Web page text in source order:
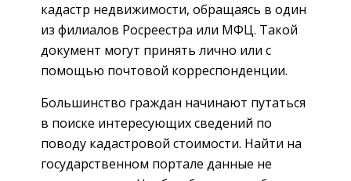
кадастр недвижимости, обращаясь в один
из филиалов Росреестра или МФЦ. Такой
документ могут принять лично или с
помощью почтовой корреспонденции.
Большинство граждан начинают путаться
в поиске интересующих сведений по
поводу кадастровой стоимости. Найти на
государственном портале данные не